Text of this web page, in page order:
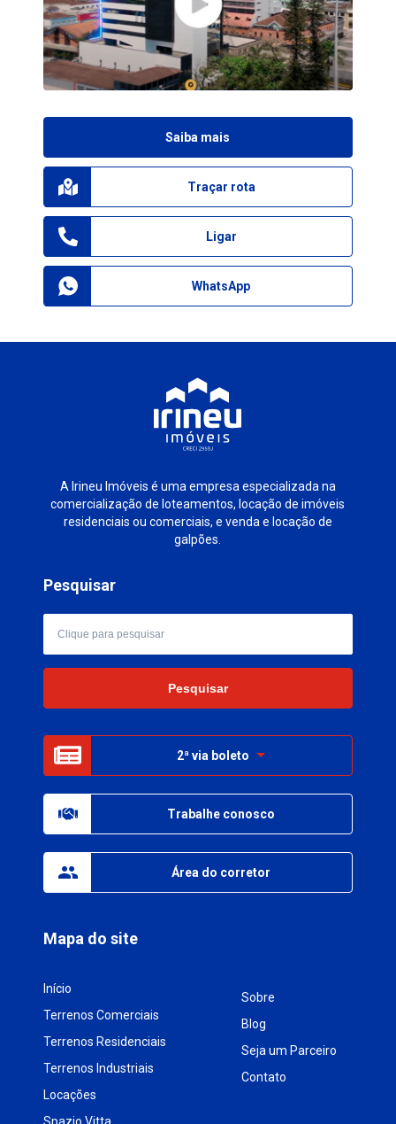
Saiba mais
Traçar rota
Ligar
WhatsApp
A Irineu Imóveis é uma empresa especializada na
comercialização de loteamentos, locação de imóveis
residenciais ou comerciais, e venda e locação de
galpões.
Mapa do site
Início
Terrenos Comerciais
Terrenos Residenciais
Terrenos Industriais
Locações
Sobre
Blog
Seja um Parceiro
Contato
Pesquisar
2ª via boleto
Trabalhe conosco
Área do corretor